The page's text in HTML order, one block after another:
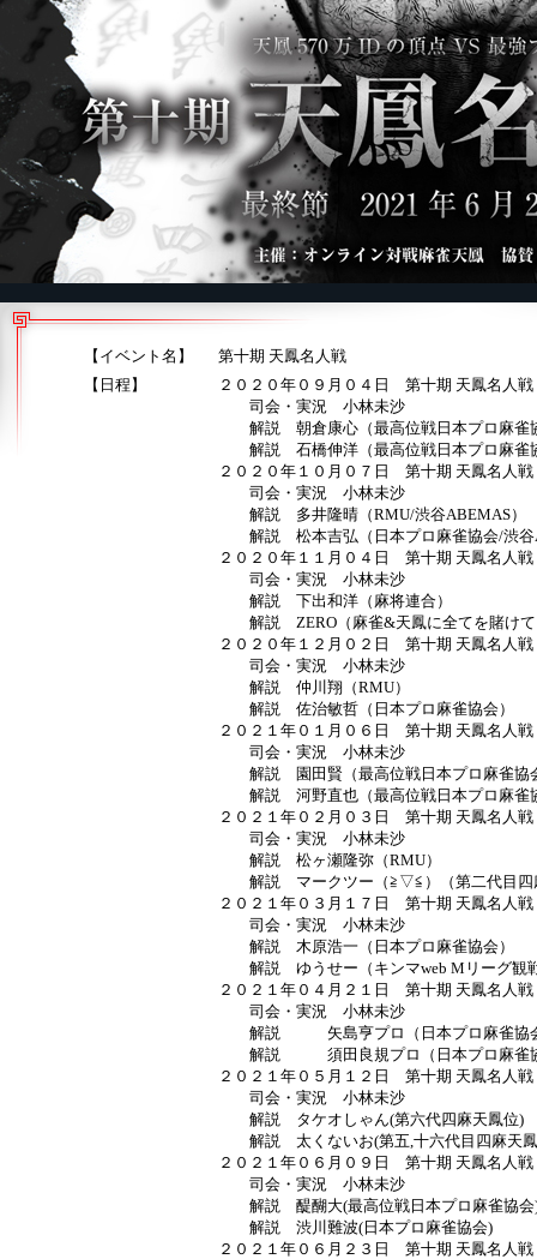
【イベント名】
第十期 天鳳名人戦
【日程】
２０２０年０９月０４日 第十期 天鳳名人
司会・実況 小林未沙
解説 朝倉康心（最高位戦日本プロ麻雀協
解説 石橋伸洋（最高位戦日本プロ麻雀協
２０２０年１０月０７日 第十期 天鳳名人
司会・実況 小林未沙
解説 多井隆晴（RMU/渋谷ABEMAS）
解説 松本吉弘（日本プロ麻雀協会/渋谷
２０２０年１１月０４日 第十期 天鳳名人
司会・実況 小林未沙
解説 下出和洋（麻将連合）
解説 ZERO（麻雀&天鳳に全てを賭けて
２０２０年１２月０２日 第十期 天鳳名人
司会・実況 小林未沙
解説 仲川翔（RMU）
解説 佐治敏哲（日本プロ麻雀協会）
２０２１年０１月０６日 第十期 天鳳名
司会・実況 小林未沙
解説 園田賢（最高位戦日本プロ麻雀協
解説 河野直也（最高位戦日本プロ麻雀
２０２１年０２月０３日 第十期 天鳳名人
司会・実況 小林未沙
解説 松ヶ瀬隆弥（RMU）
解説 マークツー（≧▽≦）（第二代目四
２０２１年０３月１７日 第十期 天鳳名人
司会・実況 小林未沙
解説 木原浩一（日本プロ麻雀協会）
解説 ゆうせー（キンマweb Mリーグ観
２０２１年０４月２１日 第十期 天鳳名
司会・実況 小林未沙
解説 矢島亨プロ（日本プロ麻雀協会
解説 須田良規プロ（日本プロ麻雀
２０２１年０５月１２日 第十期 天鳳名人
司会・実況 小林未沙
解説 タケオしゃん(第六代四麻天鳳位)
解説 太くないお(第五,十六代目四麻天鳳
２０２１年０６月０９日 第十期 天鳳名
司会・実況 小林未沙
解説 醍醐大(最高位戦日本プロ麻雀協会
解説 渋川難波(日本プロ麻雀協会)
２０２１年０６月２３日 第十期 天鳳名人